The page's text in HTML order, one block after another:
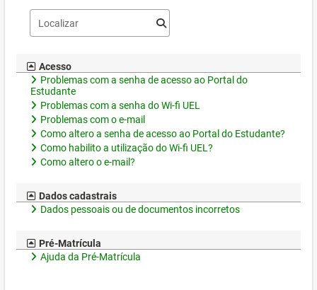
Acesso
Problemas com a senha de acesso ao Portal do
Estudante
Problemas com a senha do Wi-fi UEL
Problemas com o e-mail
Como altero a senha de acesso ao Portal do Estudante?
Como habilito a utilização do Wi-fi UEL?
Como altero o e-mail?
Dados cadastrais
Dados pessoais ou de documentos incorretos
Pré-Matrícula
Ajuda da Pré-Matrícula